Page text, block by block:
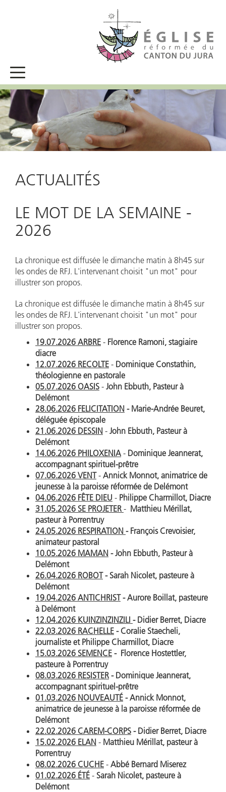
ACTUALITÉS
LE MOT DE LA SEMAINE -
2026
La chronique est diffusée le dimanche matin à 8h45 sur
les ondes de RFJ. L'intervenant choisit "un mot" pour
illustrer son propos.
La chronique est diffusée le dimanche matin à 8h45 sur
les ondes de RFJ. L'intervenant choisit "un mot" pour
illustrer son propos.
19.07.2026 ARBRE - Florence Ramoni, stagiaire
diacre
12.07.2026 RECOLTE - Dominique Constathin,
théologienne en pastorale
05.07.2026 OASIS - John Ebbuth, Pasteur à
Delémont
28.06.2026 FELICITATION - Marie-Andrée Beuret,
déléguée épiscopale
21.06.2026 DESSIN - John Ebbuth, Pasteur à
Delémont
14.06.2026 PHILOXENIA - Dominique Jeannerat,
accompagnant spirituel-prêtre
07.06.2026 VENT- Annick Monnot, animatrice de
jeunesse à la paroisse réformée de Delémont
04.06.2026 FÊTE DIEU - Philippe Charmillot, Diacre
31.05.2026 SE PROJETER - Matthieu Mérillat,
pasteur à Porrentruy
24.05.2026 RESPIRATION - François Crevoisier,
animateur pastoral
10.05.2026 MAMAN - John Ebbuth, Pasteur à
Delémont
26.04.2026 ROBOT- Sarah Nicolet, pasteure à
Delémont
19.04.2026 ANTICHRIST- Aurore Boillat, pasteure
à Delémont
12.04.2026 KUINZINZINZILI - Didier Berret, Diacre
22.03.2026 RACHELLE - Coralie Staecheli,
journaliste et Philippe Charmillot, Diacre
15.03.2026 SEMENCE - Florence Hostettler,
pasteure à Porrentruy
08.03.2026 RESISTER - Dominique Jeannerat,
accompagnant spirituel-prêtre
01.03.2026 NOUVEAUTÉ - Annick Monnot,
animatrice de jeunesse à la paroisse réformée de
Delémont
22.02.2026 CAREM-CORPS - Didier Berret, Diacre
15.02.2026 ELAN - Matthieu Mérillat, pasteur à
Porrentruy
08.02.2026 CUCHE - Abbé Bernard Miserez
01.02.2026 ÉTÉ - Sarah Nicolet, pasteure à
Delémont